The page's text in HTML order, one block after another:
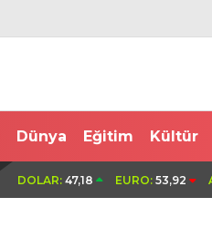
Dünya Eğitim Kültür
‘Çerçeve yasa’ teklifi
DOLAR: 47,18 EURO: 53,92